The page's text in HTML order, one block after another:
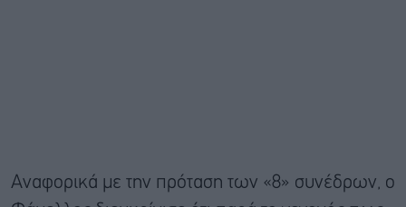
Αναφορικά με την πρόταση των «8» συνέδρων, ο